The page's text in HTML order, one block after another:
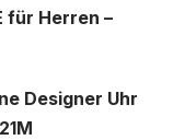
für Herren –
Designer Uhr